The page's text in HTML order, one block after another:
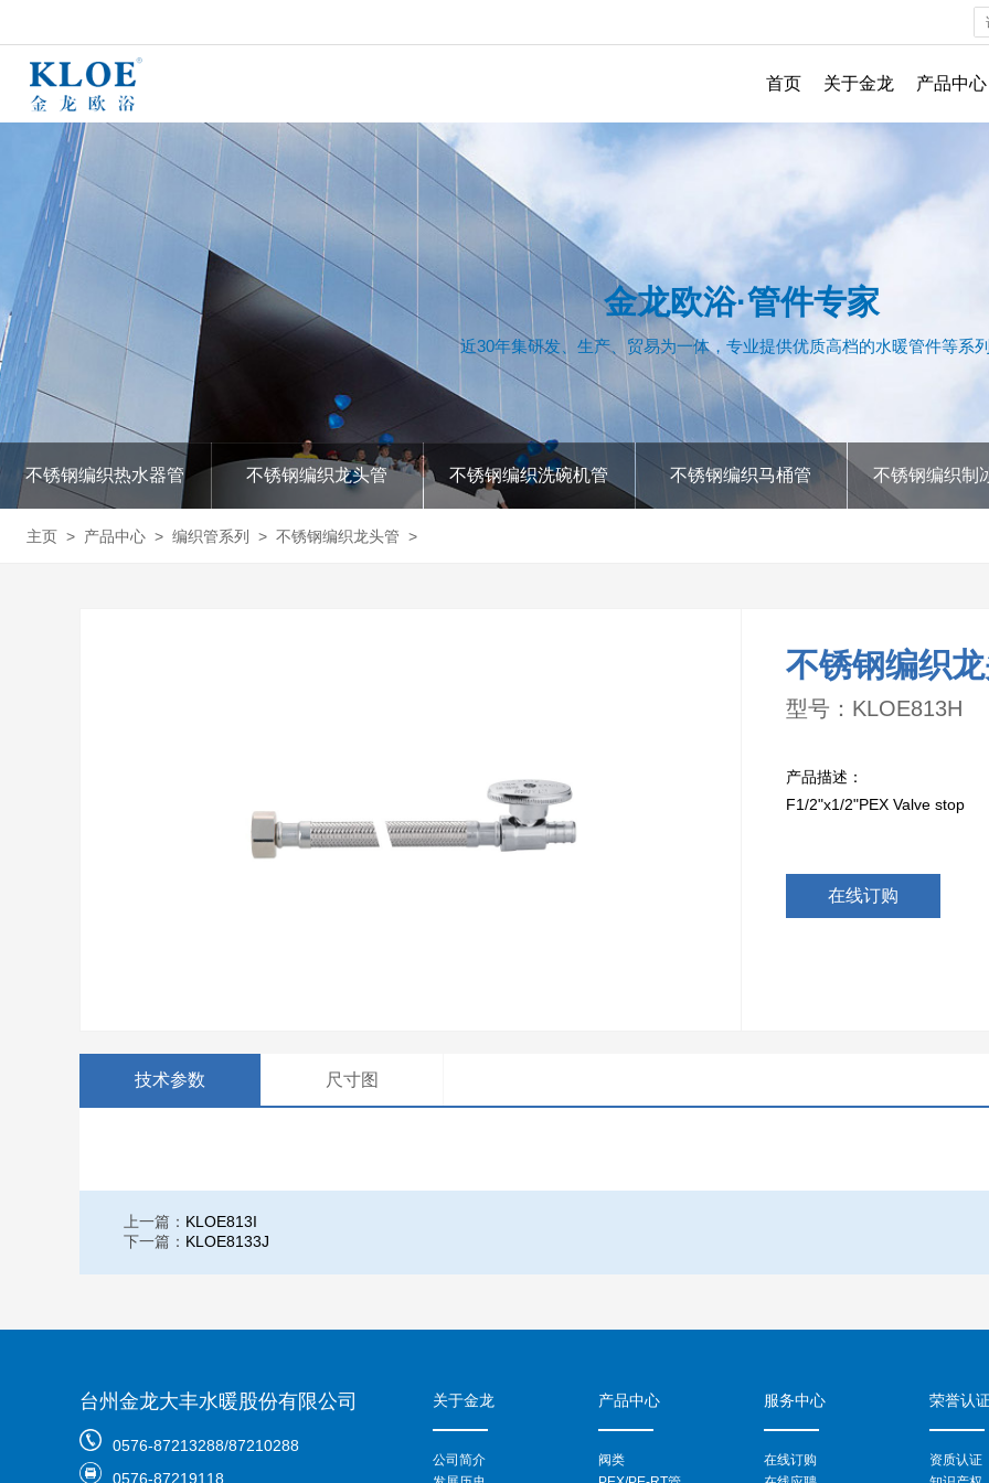
首页 关于金龙 产品中心
金龙欧浴·管件专家
近30年集研发、生产、贸易为一体，专业提供优质高档的水暖管件等系
不锈钢编织热水器管 不锈钢编织龙头管 不锈钢编织洗碗机管 不锈钢编织马桶管 不锈钢编织制
主页 > 产品中心 > 编织管系列 > 不锈钢编织龙头管 >
不锈钢编织
型号：KLOE813H
产品描述：
F1/2"x1/2"PEX Valve stop
在线订购
技术参数 尺寸图
上一篇： KLOE813I
下一篇： KLOE8133J
台州金龙大丰水暖股份有限公司
0576-87213288/87210288
0576-87219118
关于金龙
公司简介
产品中心
阀类
服务中心
在线订购
荣誉认
资质认证